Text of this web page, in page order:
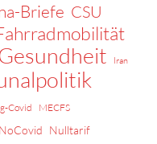
Briefe CSU
Iran
Covid MECFS
NoCovid Nulltarif